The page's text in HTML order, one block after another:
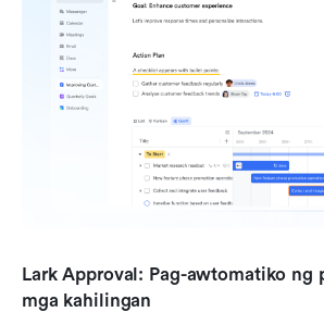
Lark Approval: Pag-awtomatiko ng
mga kahilingan